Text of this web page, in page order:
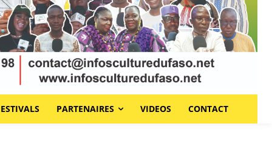
PARTENAIRES VIDEOS CONTACT